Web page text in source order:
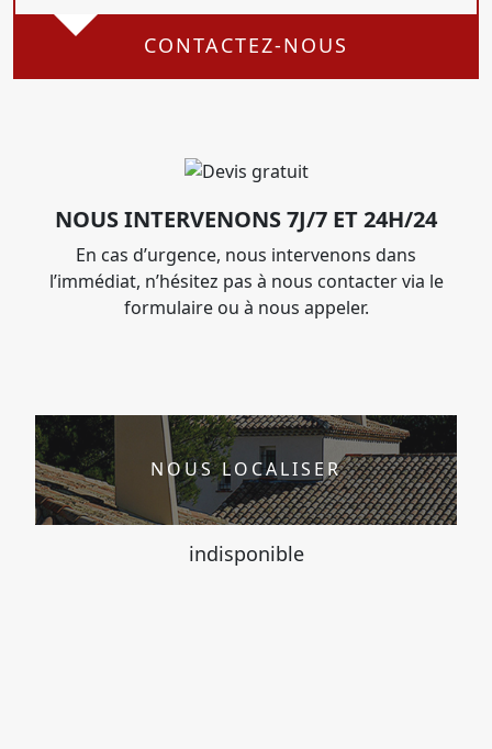
CONTACTEZ-NOUS
NOUS INTERVENONS 7J/7 ET 24H/24
En cas d’urgence, nous intervenons dans
l’immédiat, n’hésitez pas à nous contacter via le
formulaire ou à nous appeler.
NOUS LOCALISER
indisponible